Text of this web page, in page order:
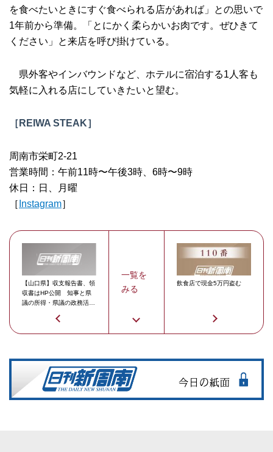
を食べたいときにすぐ食べられる店があれば」との思いで
1年前から準備。「とにかく柔らかいお肉です。ぜひきて
ください」と来店を呼び掛けている。
県外客やインバウンドなど、ホテルに宿泊する1人客も
気軽に入れる店にしていきたいと望む。
［REIWA STEAK］
周南市栄町2-21
営業時間：午前11時〜午後3時、6時〜9時
休日：日、月曜
［ Instagram］
【山口県】収支報告書、領
収書はHP公開 知事と県
議の所得・県議の政務活動
一覧を
みる
飲食店で現金5万円盗む